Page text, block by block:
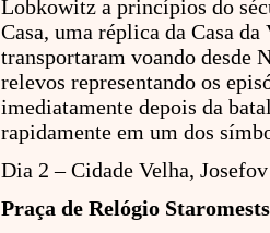
Lobkowitz a princípios do
Casa, uma réplica da Casa
transportaram voando desde
relevos representando os
imediatamente depois da
rapidamente em um dos
Dia 2 – Cidade Velha,
Praça de Relógio